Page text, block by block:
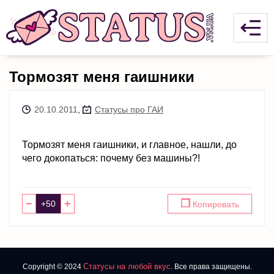
Тормозят меня гаишники
20.10.2011 Статусы про ГАИ
Тормозят меня гаишники, и главное, нашли, до
чего докопаться: почему без машины?!
− + ❐ Копировать
Copyright © 2024 Статусы на любой вкус. Все права защищены.